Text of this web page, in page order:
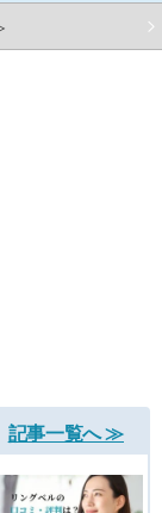
記事一覧へ ≫